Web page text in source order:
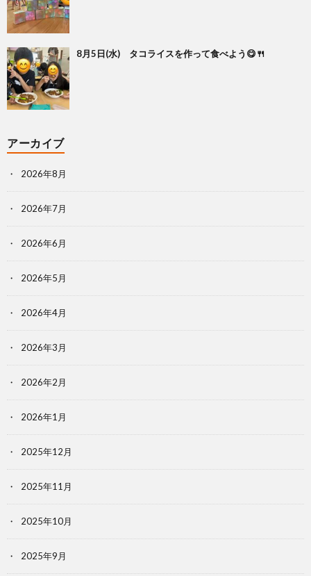
8月5日(水) タコライスを作って食べよう😋🍴
アーカイブ
2026年8月
2026年7月
2026年6月
2026年5月
2026年4月
2026年3月
2026年2月
2026年1月
2025年12月
2025年11月
2025年10月
2025年9月